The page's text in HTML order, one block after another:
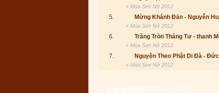
» Mùa Sen Nở 2012
5. Mừng Khánh Đản - Nguyễn
» Mùa Sen Nở 2012
6. Trăng Tròn Tháng Tư - thanh
» Mùa Sen Nở 2012
7. Nguyện Theo Phật Di Đà -
» Mùa Sen Nở 2012
ALBUM KHÁC CÙNG CHỦ ĐỀ